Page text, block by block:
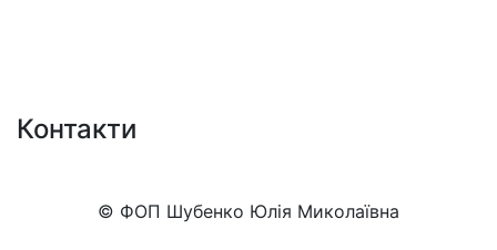
Контакти
© ФОП Шубенко Юлія Миколаївна